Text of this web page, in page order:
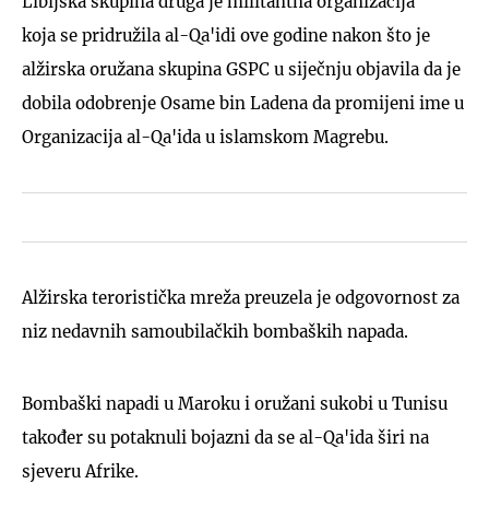
koja se pridružila al-Qa'idi ove godine nakon što je
alžirska oružana skupina GSPC u siječnju objavila da je
dobila odobrenje Osame bin Ladena da promijeni ime u
Organizacija al-Qa'ida u islamskom Magrebu.
Alžirska teroristička mreža preuzela je odgovornost za
niz nedavnih samoubilačkih bombaških napada.
Bombaški napadi u Maroku i oružani sukobi u Tunisu
također su potaknuli bojazni da se al-Qa'ida širi na
sjeveru Afrike.